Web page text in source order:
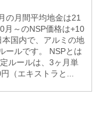
の月間平均地金は21
月～のNSP価格は+10
国内で、アルミの地
ールです。 NSPとは
ルールは、3ヶ月単
（エキストラと...